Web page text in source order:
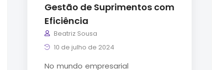
Gestão de Suprimentos com
Eficiência
Beatriz Sousa
10 de julho de 2024
No mundo empresarial